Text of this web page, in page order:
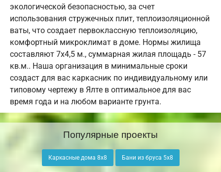
экологической безопасностью, за счет
использования стружечных плит, теплоизоляционной
ваты, что создает первоклассную теплоизоляцию,
комфортный микроклимат в доме. Нормы жилища
составляют 7х4,5 м., суммарная жилая площадь - 57
кв.м.. Наша организация в минимальные сроки
создаст для вас каркасник по индивидуальному или
типовому чертежу в Ялте в оптимальное для вас
время года и на любом варианте грунта.
Популярные проекты
Каркасные дома 8х8 Бани из бруса 5х8